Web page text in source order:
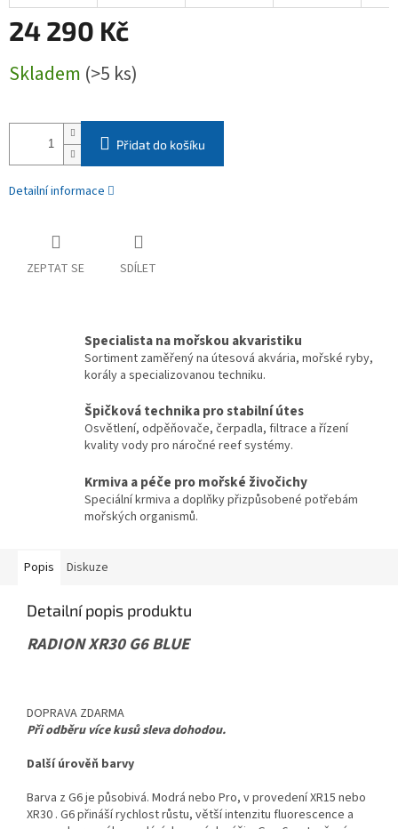
24 290 Kč
cena:
Skladem (>5 ks)
Přidat do košíku
Detailní informace
ZEPTAT SE SDÍLET
Specialista na mořskou akvaristiku
Sortiment zaměřený na útesová akvária, mořské ryby,
korály a specializovanou techniku.
Špičková technika pro stabilní útes
Osvětlení, odpěňovače, čerpadla, filtrace a řízení
kvality vody pro náročné reef systémy.
Krmiva a péče pro mořské živočichy
Speciální krmiva a doplňky přizpůsobené potřebám
mořských organismů.
Popis Diskuze
Detailní popis produktu
RADION XR30 G6 BLUE
DOPRAVA ZDARMA
Při odběru více kusů sleva dohodou.
Další úrověň barvy
Barva z G6 je působivá. Modrá nebo Pro, v provedení XR15 nebo
XR30 . G6 přináší rychlost růstu, větší intenzitu fluorescence a